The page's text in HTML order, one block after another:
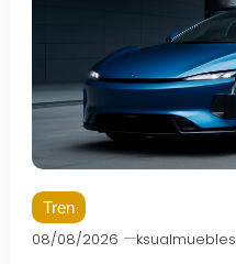
Tren
08/08/2026 ksualmuebles